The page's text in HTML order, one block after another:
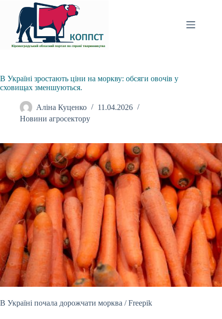
вмісту
В Україні зростають ціни на моркву: обсяги овочів у
сховищах зменшуються.
Аліна Куценко
11.04.2026
Новини агросектору
В Україні почала дорожчати морква / Freepik